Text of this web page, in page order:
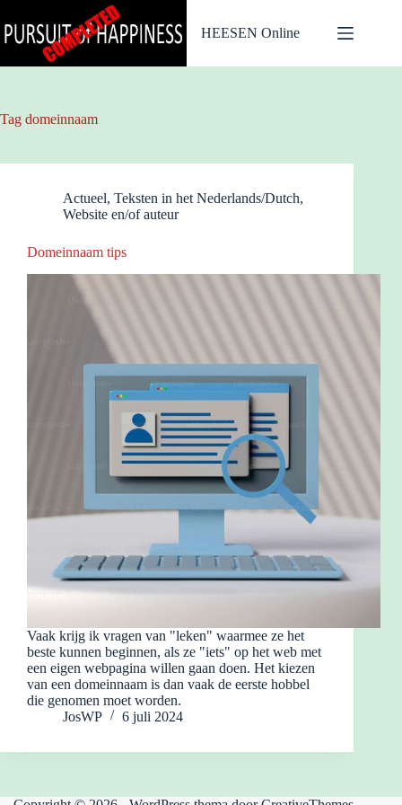
naar
de
HEESEN Online
Tag domeinnaam
Actueel, Teksten in het Nederlands/Dutch,
Website en/of auteur
Domeinnaam tips
Vaak krijg ik vragen van "leken" waarmee ze het
beste kunnen beginnen, als ze "iets" op het web met
een eigen webpagina willen gaan doen. Het kiezen
van een domeinnaam is dan vaak de eerste hobbel
die genomen moet worden.
JosWP
6 juli 2024